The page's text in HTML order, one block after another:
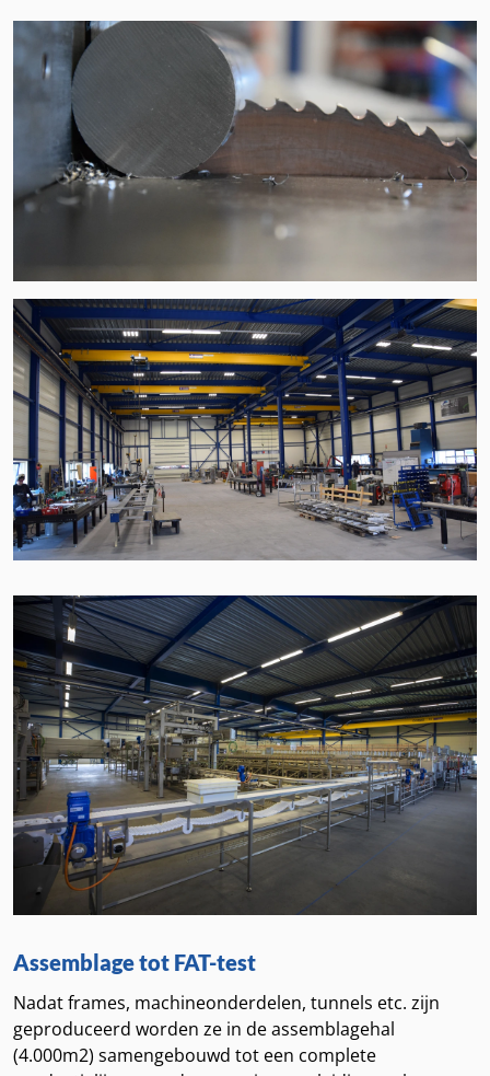
Assemblage tot FAT-test
Nadat frames, machineonderdelen, tunnels etc. zijn
geproduceerd worden ze in deassemblagehal
(4.000m2) samengebouwd tot een complete